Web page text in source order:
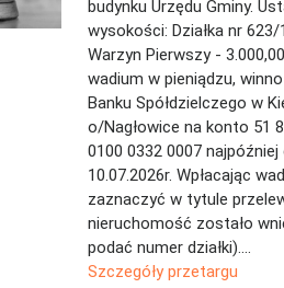
budynku Urzędu Gminy.
wysokoścі: Działka nr
Warzyn Pierwszy -
wadium w pieniądzu,
Banku Spółdzielczego w
o/Nagłowice na konto 51
0100 0332 0007 najpóźniej
10.07.2026r. Wpłacając
zaznaczyć w tytule
nieruchomość zostało
podać numer działki)....
Szczegóły przetargu